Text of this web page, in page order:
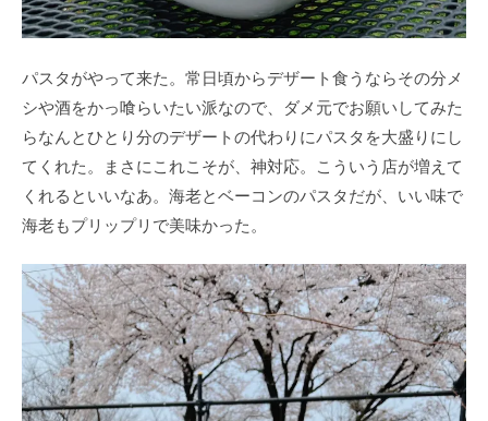
パスタがやって来た。常日頃からデザート食うならその分メ
シや酒をかっ喰らいたい派なので、ダメ元でお願いしてみた
らなんとひとり分のデザートの代わりにパスタを大盛りにし
てくれた。まさにこれこそが、神対応。こういう店が増えて
くれるといいなあ。海老とベーコンのパスタだが、いい味で
海老もプリップリで美味かった。